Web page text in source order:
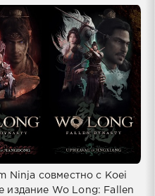
Ninja совместно с Koei
издание Wo Long: Fallen